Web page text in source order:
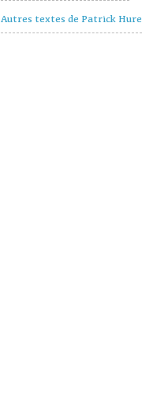
Autres textes de Patrick Hure